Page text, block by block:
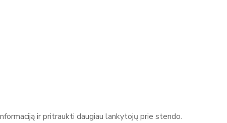
ir pritraukti daugiau lankytojų prie stendo.